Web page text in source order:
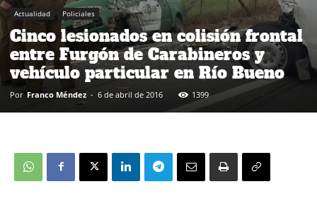
Actualidad Policiales
Cinco lesionados en colisión frontal
entre Furgón de Carabineros y
vehículo particular en Río Bueno
Por Franco Méndez - 6 de abril de 2016 1399